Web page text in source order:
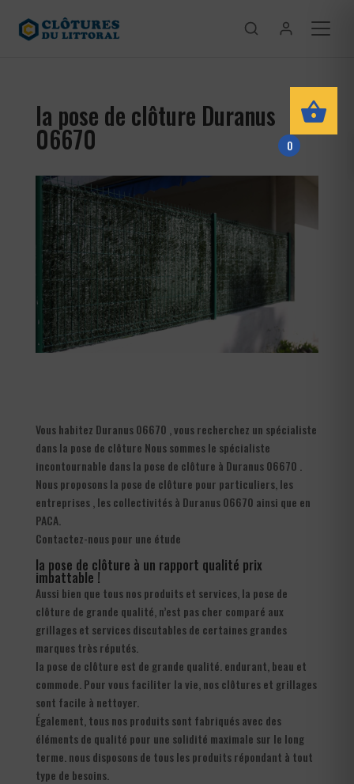
la pose de clôture Duranus
06670
Vous habitez Duranus 06670 , vous recherchez un spécialiste
dans la pose de clôture Nous sommes le spécialiste
incontournable dans la pose de clôture à Duranus 06670 .
Nous proposons la pose de clôture pour particuliers, les
entreprises , les collectivités à Duranus 06670 ainsi que en
PACA.
Contactez-nous pour une étude
la pose de clôture à un rapport qualité prix
imbattable !
Aussi bien que tous nos produits et services, la pose de
clôture de grande qualité, n’est pas cher comparé aux
grillages et services discutables de certaines grandes
marques très réputés.
la pose de clôture est de grande qualité. endurant, beau et
commode. Pour vous faciliter la vie, nos clôtures et grillages
sont facile à nettoyer.
Également, tous nos produits sont fabriqués avec des
éléments de qualité pour une solidité maximale sur le long
terme. nous disposons de tous les produits répondant à tout
type de besoins.
0